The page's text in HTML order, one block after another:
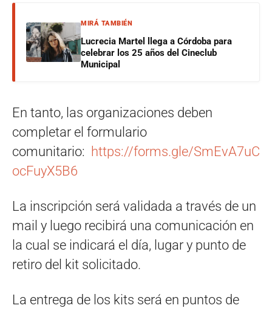
MIRÁ TAMBIÉN
Lucrecia Martel llega a Córdoba para
celebrar los 25 años del Cineclub
Municipal
En tanto, las organizaciones deben
completar el formulario
comunitario: https://forms.gle/SmEvA7uC
ocFuyX5B6
La inscripción será validada a través de un
mail y luego recibirá una comunicación en
la cual se indicará el día, lugar y punto de
retiro del kit solicitado.
La entrega de los kits será en puntos de